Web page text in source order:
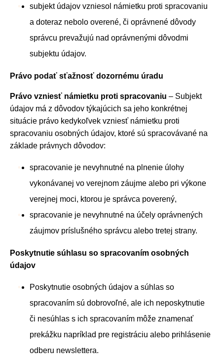
subjekt údajov vzniesol námietku proti spracovaniu
a doteraz nebolo overené, či oprávnené dôvody
správcu prevažujú nad oprávnenými dôvodmi
subjektu údajov.
Právo podať sťažnosť dozornému úradu
Právo vzniesť námietku proti spracovaniu – Subjekt
údajov má z dôvodov týkajúcich sa jeho konkrétnej
situácie právo kedykoľvek vzniesť námietku proti
spracovaniu osobných údajov, ktoré sú spracovávané na
základe právnych dôvodov:
spracovanie je nevyhnutné na plnenie úlohy
vykonávanej vo verejnom záujme alebo pri výkone
verejnej moci, ktorou je správca poverený,
spracovanie je nevyhnutné na účely oprávnených
záujmov príslušného správcu alebo tretej strany.
Poskytnutie súhlasu so spracovaním osobných
údajov
Poskytnutie osobných údajov a súhlas so
spracovaním sú dobrovoľné, ale ich neposkytnutie
či nesúhlas s ich spracovaním môže znamenať
prekážku napríklad pre registráciu alebo prihlásenie
odberu newslettera.